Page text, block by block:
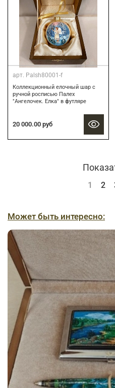
арт. Palsh80001-f
Коллекционный елочный шар с
ручной росписью Палех
"Ангелочек. Елка" в футляре
20 000.00 руб
1 2
Может быть интересно: